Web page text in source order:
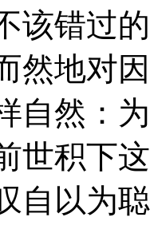
该错过
然地对
自然：
世积下
自以为